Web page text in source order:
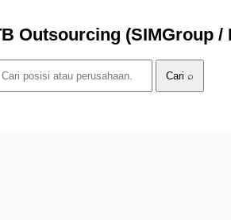
Outsourcing (SIMGroup /
Cari ⌕